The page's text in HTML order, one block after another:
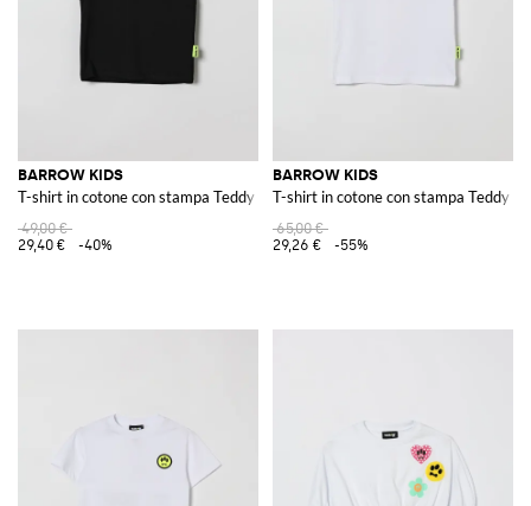
BARROW KIDS
T-shirt in cotone con stampa Teddy
49,00 €
29,40 €
-40%
BARROW KIDS
T-shirt in cotone con stampa Teddy
65,00 €
29,26 €
-55%